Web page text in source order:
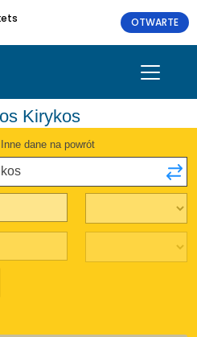
OTWARTE
Kirykos
Inne dane na powrót